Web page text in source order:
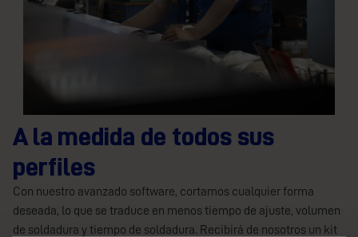
A la medida de todos sus
perfiles
Con nuestro avanzado software, cortamos cualquier forma
deseada, lo que se traduce en menos tiempo de ajuste, volumen
de soldadura y tiempo de soldadura. Recibirá de nosotros un kit